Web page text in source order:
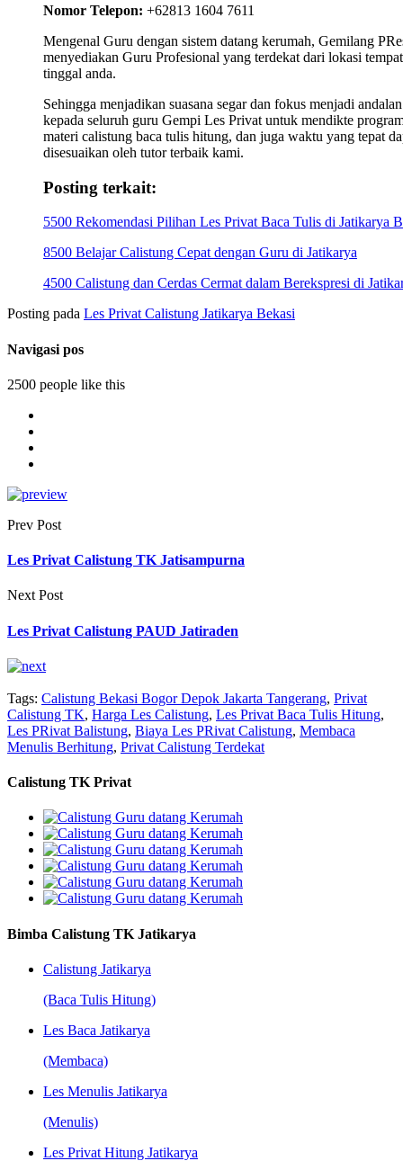
Nomor Telepon: +62813 1604 7611
Mengenal Guru dengan sistem datang kerumah, Gemilang
menyediakan Guru Profesional yang terdekat dari lokasi tempat
tinggal anda.
Sehingga menjadikan suasana segar dan fokus menjadi andalan
kepada seluruh guru Gempi Les Privat untuk mendikte
materi calistung baca tulis hitung, dan juga waktu yang tepat
disesuaikan oleh tutor terbaik kami.
Posting terkait:
5500 Rekomendasi Pilihan Les Privat Baca Tulis di Jatikarya
8500 Belajar Calistung Cepat dengan Guru di Jatikarya
4500 Calistung dan Cerdas Cermat dalam Berekspresi di
Posting pada Les Privat Calistung Jatikarya Bekasi
Navigasi pos
2500 people like this
Prev Post
Les Privat Calistung TK Jatisampurna
Next Post
Les Privat Calistung PAUD Jatiraden
Tags: Calistung Bekasi Bogor Depok Jakarta Tangerang, Privat
Calistung TK, Harga Les Calistung, Les Privat Baca Tulis Hitung,
Les PRivat Balistung, Biaya Les PRivat Calistung, Membaca
Menulis Berhitung, Privat Calistung Terdekat
Calistung TK Privat
Bimba Calistung TK Jatikarya
Calistung Jatikarya
(Baca Tulis Hitung)
Les Baca Jatikarya
(Membaca)
Les Menulis Jatikarya
(Menulis)
Les Privat Hitung Jatikarya